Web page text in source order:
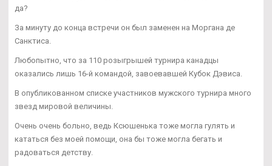
да?
За минуту до конца встречи он был заменен на Моргана де
Санктиса.
Любопытно, что за 110 розыгрышей турнира канадцы
оказались лишь 16-й командой, завоевавшей Кубок Дэвиса.
В опубликованном списке участников мужского турнира много
звезд мировой величины.
Очень очень больно, ведь Ксюшенька тоже могла гулять и
кататься без моей помощи, она бы тоже могла бегать и
радоваться детству.